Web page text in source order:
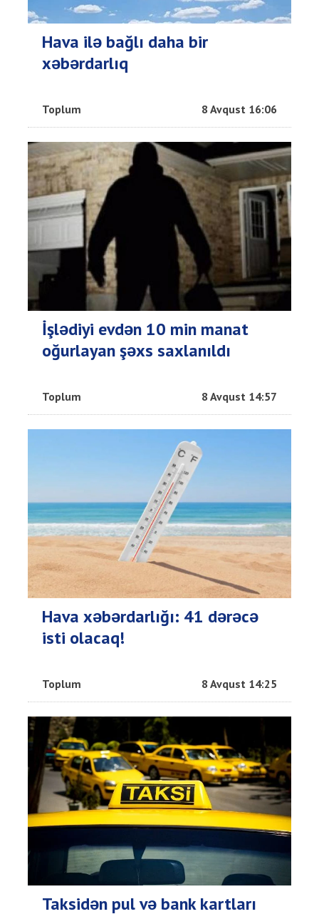
Hava ilə bağlı daha bir
xəbərdarlıq
Toplum 8 Avqust 16:06
İşlədiyi evdən 10 min manat
oğurlayan şəxs saxlanıldı
Toplum 8 Avqust 14:57
Hava xəbərdarlığı: 41 dərəcə
isti olacaq!
Toplum 8 Avqust 14:25
Taksidən pul və bank kartları